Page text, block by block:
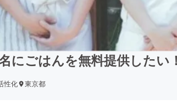
にごはんを無料提供したい！
性化 東京都